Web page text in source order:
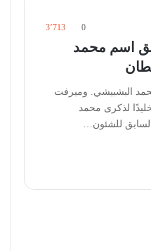
0 3٬713
اسم محمد
البشبيشي. وميرفت
لذكرى محمد
السابق للشئون…